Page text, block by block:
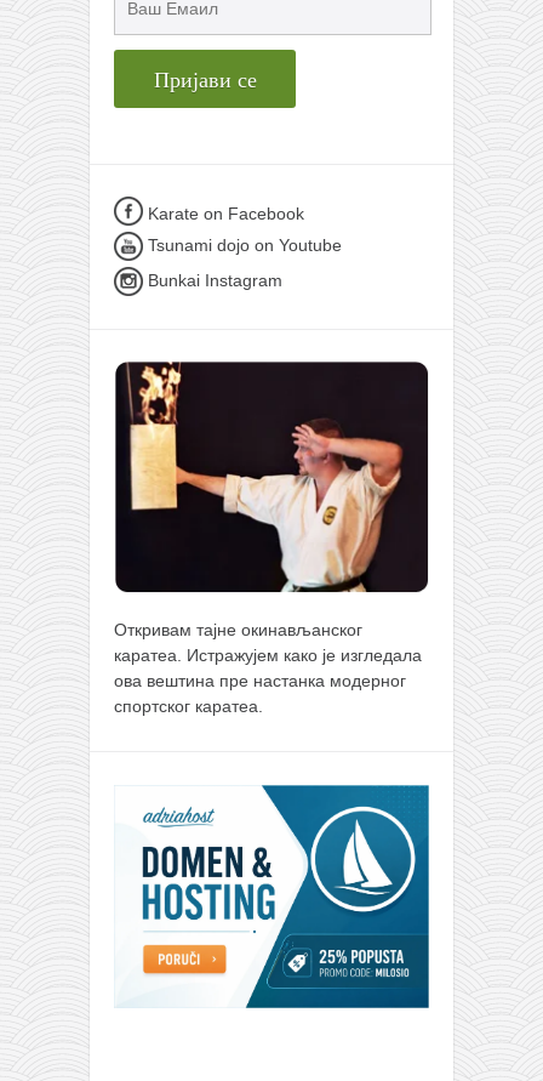
Karate on Facebook
Tsunami dojo on Youtube
Bunkai Instagram
Откривам тајне окинављанског
каратеа. Истражујем како је изгледала
ова вештина пре настанка модерног
спортског каратеа.